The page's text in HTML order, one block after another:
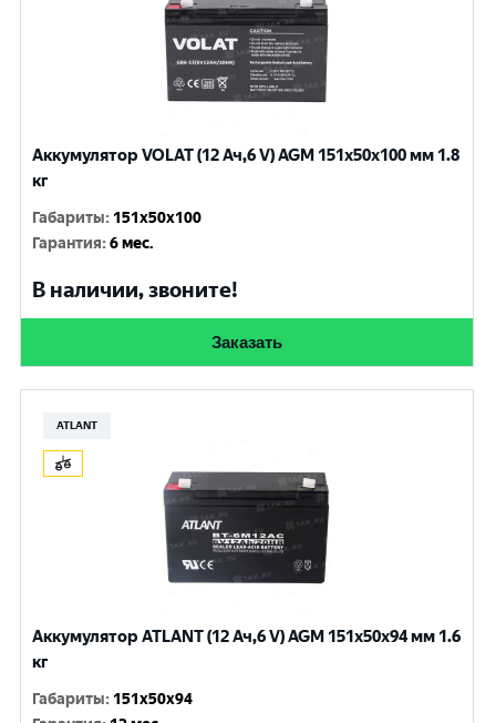
Аккумулятор VOLAT (12 Ач,6 V) AGM 151x50x100 мм 1.8
кг
Габариты: 151x50x100
Гарантия:6 мес.
В наличии, звоните!
Заказать
ATLANT
Аккумулятор ATLANT (12 Ач,6 V) AGM 151x50x94 мм 1.6
кг
Габариты: 151x50x94